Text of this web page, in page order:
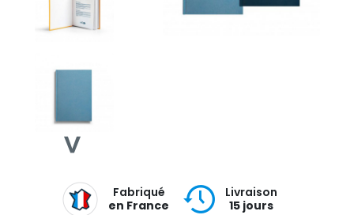
Fabriqué
en France
Livraison
15 jours